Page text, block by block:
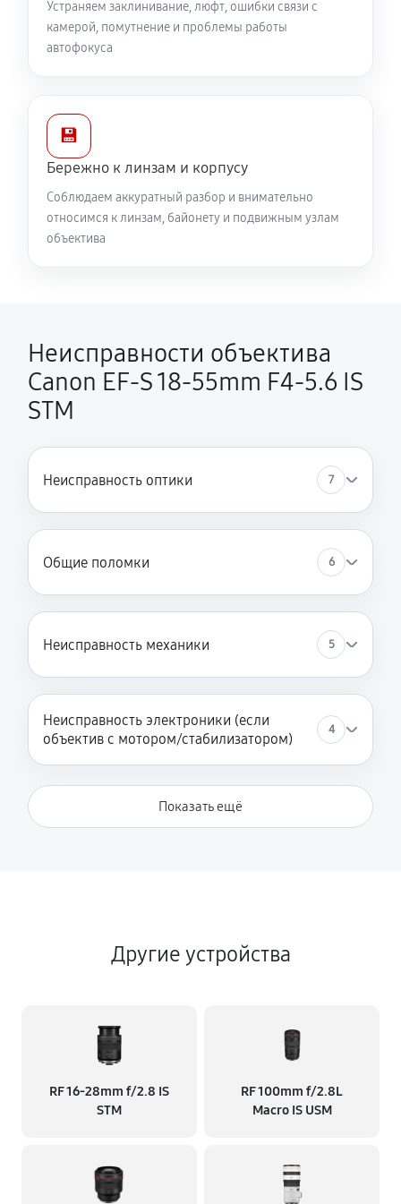
Устраняем заклинивание, люфт, ошибки связи с
камерой, помутнение и проблемы работы
автофокуса
💾
Бережно к линзам и корпусу
Соблюдаем аккуратный разбор и внимательно
относимся к линзам, байонету и подвижным узлам
объектива
Неисправности объектива
Canon EF-S 18-55mm F4-5.6 IS
STM
Неисправность оптики 7
Общие поломки 6
Неисправность механики 5
Неисправность электроники (если
объектив с мотором/стабилизатором)
4
Показать ещё
Другие устройства
RF 16‑28mm f/2.8 IS
STM
RF 100mm f/2.8L
Macro IS USM